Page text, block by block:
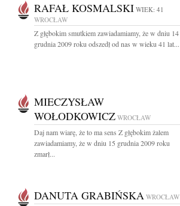
RAFAŁ KOSMALSKI WIEK: 41
WROCŁAW
Z głębokim smutkiem zawiadamiamy, że w dniu 14
grudnia 2009 roku odszedł od nas w wieku 41 lat...
MIECZYSŁAW
WOŁODKOWICZ WROCŁAW
Daj nam wiarę, że to ma sens Z głębokim żalem
zawiadamiamy, że w dniu 15 grudnia 2009 roku
zmarł...
DANUTA GRABIŃSKA WROCŁAW